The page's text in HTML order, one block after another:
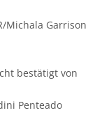
Michala Garrison
bestätigt von
Penteado